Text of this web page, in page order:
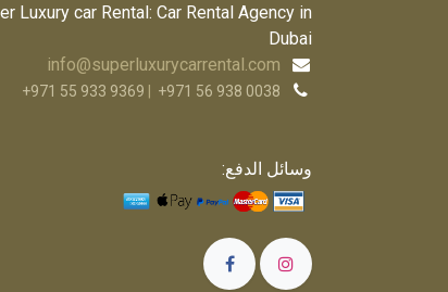
Luxury car Rental: Car Rental Agency in
Dubai
info@superluxurycarrental.com
+971 55 933 9369 +971 56 938 0038
وسائل الدفع: